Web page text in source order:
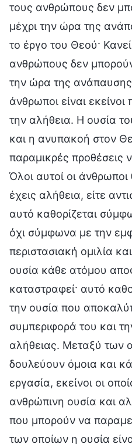
τους ανθρώπους δεν
μέχρι την ώρα της
το έργο του Θεού·
ανθρώπους δεν
την ώρα της ανάπαυσης.
άνθρωποι είναι
την αλήθεια. Η ουσία
και η ανυπακοή στον
παραμικρές προθέσεις
Όλοι αυτοί οι
έχεις αλήθεια, είτε
αυτό καθορίζεται
όχι σύμφωνα με την
περιστασιακή ομιλία
ουσία κάθε ατόμου
καταστραφεί· αυτό
την ουσία που
συμπεριφορά του και
αλήθειας. Μεταξύ των
δουλεύουν όμοια και
εργασία, εκείνοι οι
ανθρώπινη ουσία και
που μπορούν να
των οποίων η ουσία